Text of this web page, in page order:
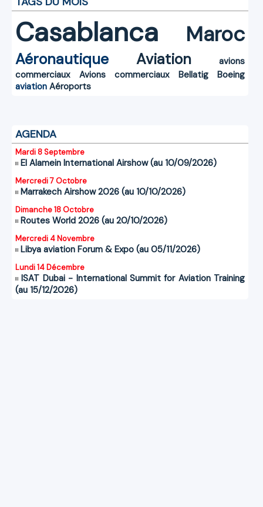
Casablanca Maroc
Aéronautique Aviation
avions
commerciaux
Avions commerciaux Bellatig
Boeing
aviation Aéroports
AGENDA
Mardi 8 Septembre
El Alamein International Airshow (au 10/09/2026)
Mercredi 7 Octobre
Marrakech Airshow 2026 (au 10/10/2026)
Dimanche 18 Octobre
Routes World 2026 (au 20/10/2026)
Mercredi 4 Novembre
Libya aviation Forum & Expo (au 05/11/2026)
Lundi 14 Décembre
ISAT Dubai - International Summit for Aviation Training
(au 15/12/2026)